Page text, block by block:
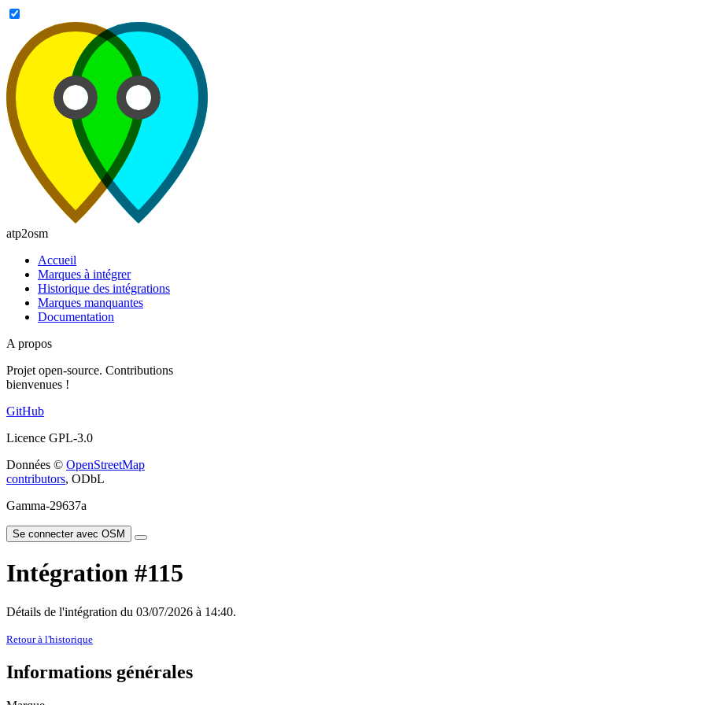
atp2osm
Accueil
Marques à intégrer
Historique des intégrations
Marques manquantes
Documentation
A propos
Projet open-source. Contributions
bienvenues !
GitHub
Licence GPL-3.0
Données © OpenStreetMap
contributors, ODbL
Gamma-29637a
Se connecter avec OSM
Intégration #115
Détails de l'intégration du 03/07/2026 à 14:40.
Retour à l'historique
Informations générales